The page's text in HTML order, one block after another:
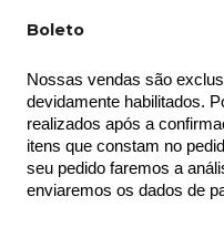
Boleto
Nossas vendas são
devidamente habilitados.
realizados após a
itens que constam no
seu pedido faremos a
enviaremos os dados de